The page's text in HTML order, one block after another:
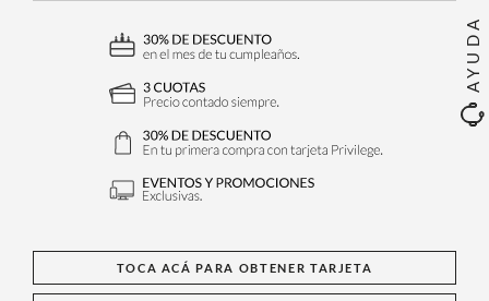
AYUDA
TOCA ACÁ PARA OBTENER TARJETA